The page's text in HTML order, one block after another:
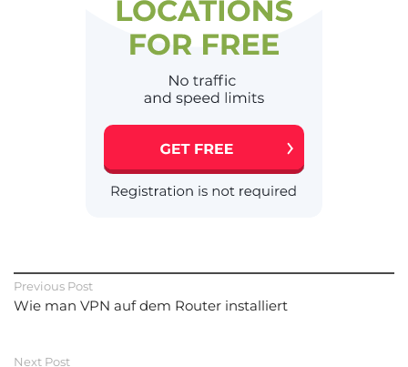
Previous Post
Wie man VPN auf dem Router installiert
Next Post